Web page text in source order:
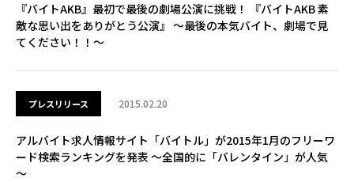
『バイトAKB』最初で最後の劇場公演に挑戦！ 『バイトAKB 素
敵な思い出をありがとう公演』 ～最後の本気バイト、劇場で見
てください！！～
プレスリリース 2015.02.20
アルバイト求人情報サイト「バイトル」が2015年1月のフリーワ
ード検索ランキングを発表 ～全国的に「バレンタイン」が人気
～